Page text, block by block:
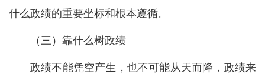
什么政绩的重要坐标和根本遵循。
（三）靠什么树政绩
政绩不能凭空产生，也不可能从天而降，政绩来